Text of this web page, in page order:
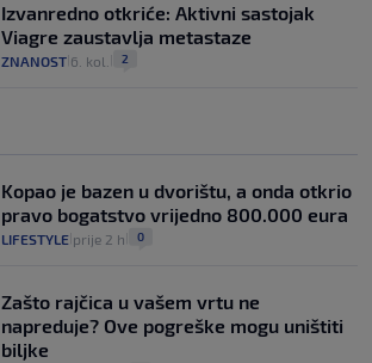
Izvanredno otkriće: Aktivni sastojak
Viagre zaustavlja metastaze
ZNANOST 6. kol. 2
Kopao je bazen u dvorištu, a onda otkrio
pravo bogatstvo vrijedno 800.000 eura
LIFESTYLE prije 2 h 0
Zašto rajčica u vašem vrtu ne
napreduje? Ove pogreške mogu uništiti
biljke